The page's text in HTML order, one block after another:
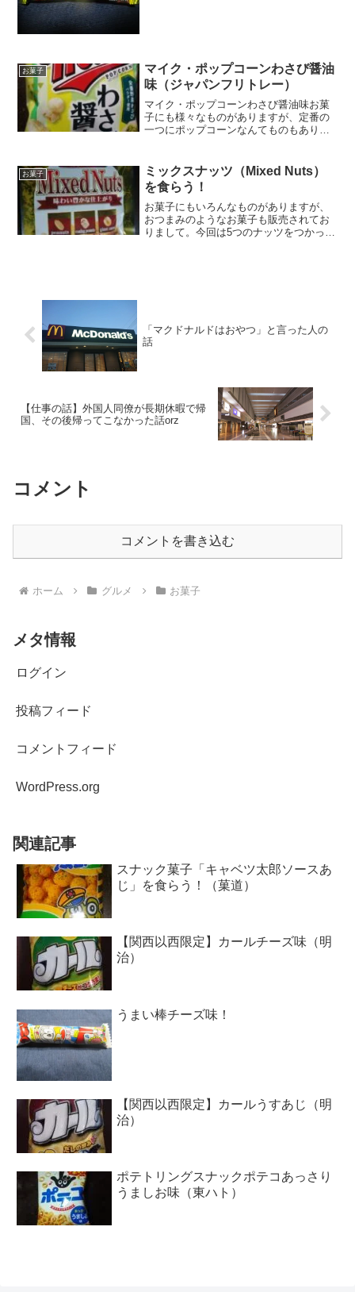
お菓子
マイク・ポップコーンわさび醤油
味（ジャパンフリトレー）
マイク・ポップコーンわさび醤油味お菓
子にも様々なものがありますが、定番の
一つにポップコーンなんてものもありま
うしたこともあり、自宅で映画を見たり
するときにはポップコーン...
お菓子
ミックスナッツ（Mixed Nuts）
を食らう！
お菓子にもいろんなものがありますが、
おつまみのようなお菓子も販売されてお
りまして。今回は5つのナッツをつかった
「マクドナルドはおやつ」と言った人の
話
【仕事の話】外国人同僚が長期休暇で帰
国、その後帰ってこなかった話orz
コメント
コメントを書き込む
ホーム グルメ お菓子
メタ情報
ログイン
投稿フィード
コメントフィード
WordPress.org
関連記事
スナック菓子「キャベツ太郎ソースあ
じ」を食らう！（菓道）
【関西以西限定】カールチーズ味（明
治）
うまい棒チーズ味！
【関西以西限定】カールうすあじ（明
治）
ポテトリングスナックポテコあっさり
うましお味（東ハト）